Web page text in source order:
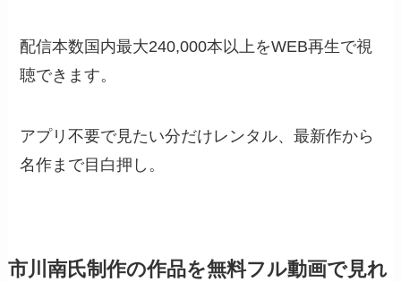
配信本数国内最大240,000本以上をWEB再生で視
聴できます。
アプリ不要で見たい分だけレンタル、最新作から
名作まで目白押し。
市川南氏制作の作品を無料フル動画で見れ